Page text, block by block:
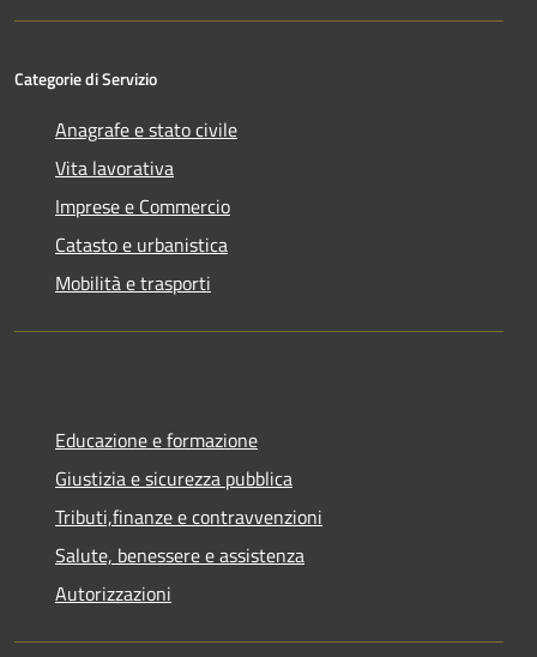
Categorie di Servizio
Anagrafe e stato civile
Vita lavorativa
Imprese e Commercio
Catasto e urbanistica
Mobilità e trasporti
Educazione e formazione
Giustizia e sicurezza pubblica
Tributi,finanze e contravvenzioni
Salute, benessere e assistenza
Autorizzazioni